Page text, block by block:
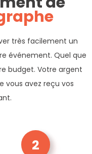
très facilement un
événement. Quel que
budget. Votre argent
vous avez reçu vos
2